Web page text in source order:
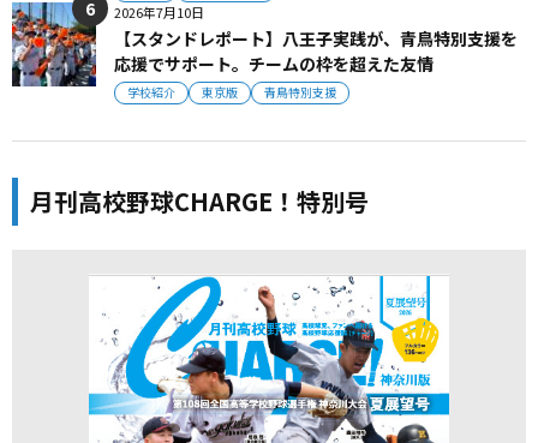
2026年7月10日
【スタンドレポート】八王子実践が、青鳥特別支援を
応援でサポート。チームの枠を超えた友情
学校紹介 東京版 青鳥特別支援
月刊高校野球CHARGE！特別号